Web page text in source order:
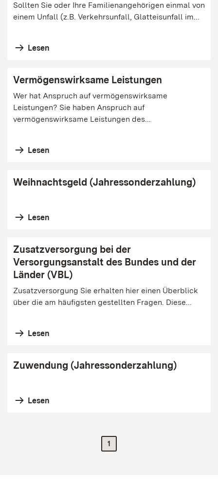
Sollten Sie oder Ihre Familienangehörigen einmal von
einem Unfall (z.B. Verkehrsunfall, Glatteisunfall im...
Lesen
Vermögenswirksame Leistungen
Wer hat Anspruch auf vermögenswirksame
Leistungen? Sie haben Anspruch auf
vermögenswirksame Leistungen des...
Lesen
Weihnachtsgeld (Jahressonderzahlung)
Lesen
Zusatzversorgung bei der
Versorgungsanstalt des Bundes und der
Länder (VBL)
Zusatzversorgung Sie erhalten hier einen Überblick
über die am häufigsten gestellten Fragen. Diese...
Lesen
Zuwendung (Jahressonderzahlung)
Lesen
1